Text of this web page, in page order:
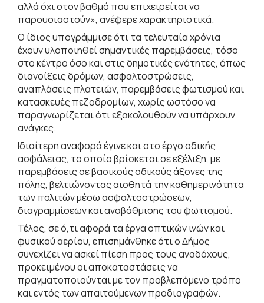
αλλά όχι στον βαθμό που επιχειρείται να
παρουσιαστούν», ανέφερε χαρακτηριστικά.
Ο ίδιος υπογράμμισε ότι τα τελευταία χρόνια
έχουν υλοποιηθεί σημαντικές παρεμβάσεις, τόσο
στο κέντρο όσο και στις δημοτικές ενότητες, όπως
διανοίξεις δρόμων, ασφαλτοστρώσεις,
αναπλάσεις πλατειών, παρεμβάσεις φωτισμού και
κατασκευές πεζοδρομίων, χωρίς ωστόσο να
παραγνωρίζεται ότι εξακολουθούν να υπάρχουν
ανάγκες.
Ιδιαίτερη αναφορά έγινε και στο έργο οδικής
ασφάλειας, το οποίο βρίσκεται σε εξέλιξη, με
παρεμβάσεις σε βασικούς οδικούς άξονες της
πόλης, βελτιώνοντας αισθητά την καθημερινότητα
των πολιτών μέσω ασφαλτοστρώσεων,
διαγραμμίσεων και αναβάθμισης του φωτισμού.
Τέλος, σε ό,τι αφορά τα έργα οπτικών ινών και
φυσικού αερίου, επισημάνθηκε ότι ο Δήμος
συνεχίζει να ασκεί πίεση προς τους αναδόχους,
προκειμένου οι αποκαταστάσεις να
πραγματοποιούνται με τον προβλεπόμενο τρόπο
και εντός των απαιτούμενων προδιαγραφών.